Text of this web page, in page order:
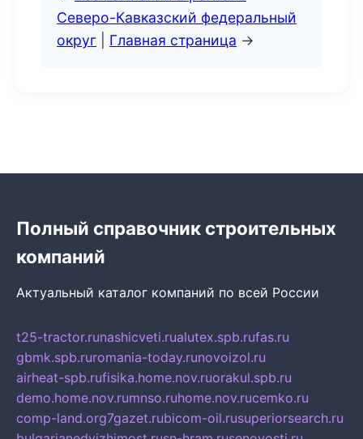
Северо-Кавказский федеральный
округ
Главная страница →
Полный справочник строительных
компаний
Актуальный каталог компаний по всей России
t25-tractor.runashicveti.rualutex.spb.rufas.ru
gbmk.spb.ruromania-today.runovoizol.ru
airheat-spb.rufisika.home.nov.ruorakul.spb.ru
demo.home.nov.rumnso.ruhome.nov.rucemko.ru
comp-land.org7gazet.rubicom-oil.rusuperiorsearch.ru